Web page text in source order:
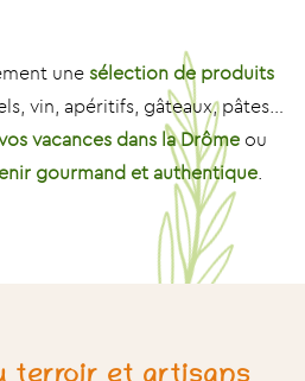
une sélection de produits
vin, apéritifs, gâteaux, pâtes…
vacances dans la Drômeou
gourmand et authentique.
terroir et artisans